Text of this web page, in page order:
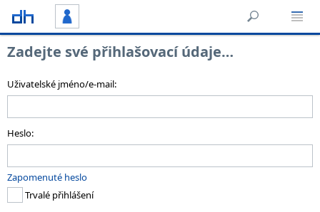
Zadejte své přihlašovací údaje…
Uživatelské jméno/e-mail:
Heslo:
Zapomenuté heslo
Trvalé přihlášení